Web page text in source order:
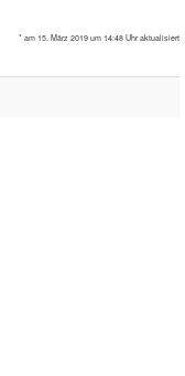
* am 15. März 2019 um 14:48 Uhr aktualisiert